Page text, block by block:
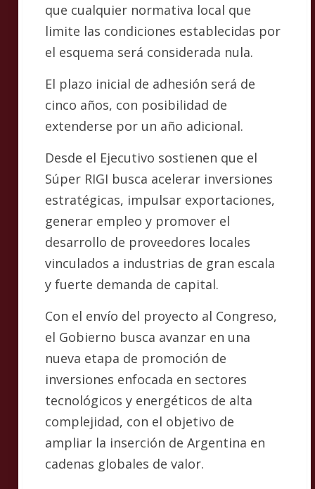
que cualquier normativa local que
limite las condiciones establecidas por
el esquema será considerada nula.
El plazo inicial de adhesión será de
cinco años, con posibilidad de
extenderse por un año adicional.
Desde el Ejecutivo sostienen que el
Súper RIGI busca acelerar inversiones
estratégicas, impulsar exportaciones,
generar empleo y promover el
desarrollo de proveedores locales
vinculados a industrias de gran escala
y fuerte demanda de capital.
Con el envío del proyecto al Congreso,
el Gobierno busca avanzar en una
nueva etapa de promoción de
inversiones enfocada en sectores
tecnológicos y energéticos de alta
complejidad, con el objetivo de
ampliar la inserción de Argentina en
cadenas globales de valor.